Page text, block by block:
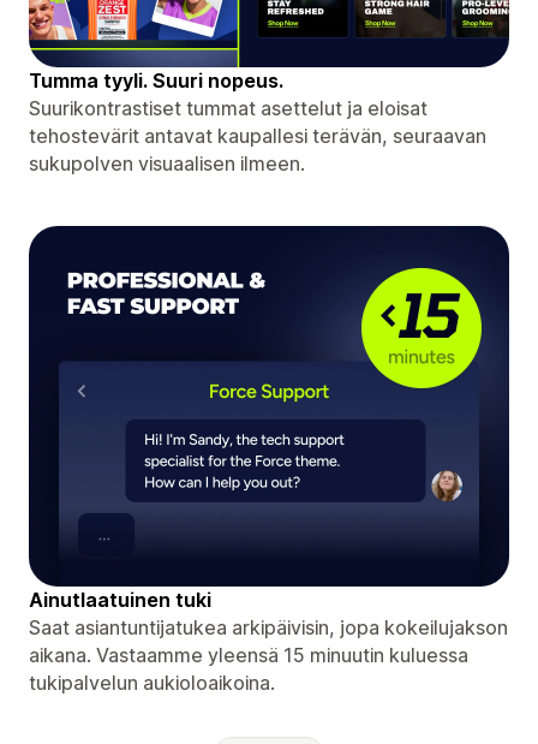
Tumma tyyli. Suuri nopeus.
Suurikontrastiset tummat asettelut ja eloisat
tehostevärit antavat kaupallesi terävän, seuraavan
sukupolven visuaalisen ilmeen.
Ainutlaatuinen tuki
Saat asiantuntijatukea arkipäivisin, jopa kokeilujakson
aikana. Vastaamme yleensä 15 minuutin kuluessa
tukipalvelun aukioloaikoina.